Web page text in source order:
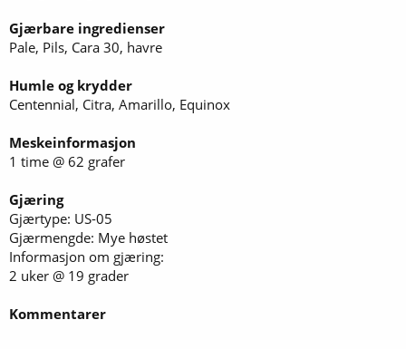
Gjærbare ingredienser
Pale, Pils, Cara 30, havre
Humle og krydder
Centennial, Citra, Amarillo, Equinox
Meskeinformasjon
1 time @ 62 grafer
Gjæring
Gjærtype: US-05
Gjærmengde: Mye høstet
Informasjon om gjæring:
2 uker @ 19 grader
Kommentarer